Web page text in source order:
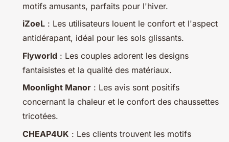
motifs amusants, parfaits pour l'hiver.
iZoeL : Les utilisateurs louent le confort et l'aspect
antidérapant, idéal pour les sols glissants.
Flyworld : Les couples adorent les designs
fantaisistes et la qualité des matériaux.
Moonlight Manor : Les avis sont positifs
concernant la chaleur et le confort des chaussettes
tricotées.
CHEAP4UK : Les clients trouvent les motifs